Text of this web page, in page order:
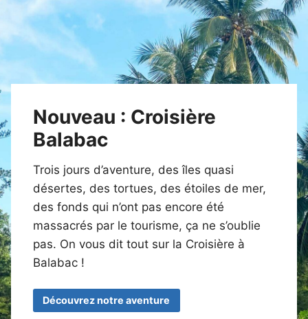
Nouveau : Croisière
Balabac
Trois jours d’aventure, des îles quasi
désertes, des tortues, des étoiles de mer,
des fonds qui n’ont pas encore été
massacrés par le tourisme, ça ne s’oublie
pas. On vous dit tout sur la Croisière à
Balabac !
Découvrez notre aventure